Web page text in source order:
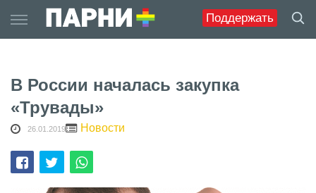
Поддержать
to
content
В России началась закупка
«Трувады»
26.01.2019 Новости